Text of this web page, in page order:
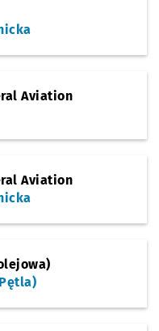
Aviation
Aviation